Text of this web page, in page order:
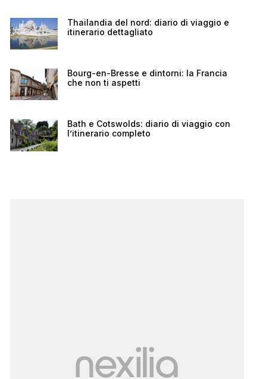
Thailandia del nord: diario di viaggio e
itinerario dettagliato
Bourg-en-Bresse e dintorni: la Francia
che non ti aspetti
Bath e Cotswolds: diario di viaggio con
l’itinerario completo